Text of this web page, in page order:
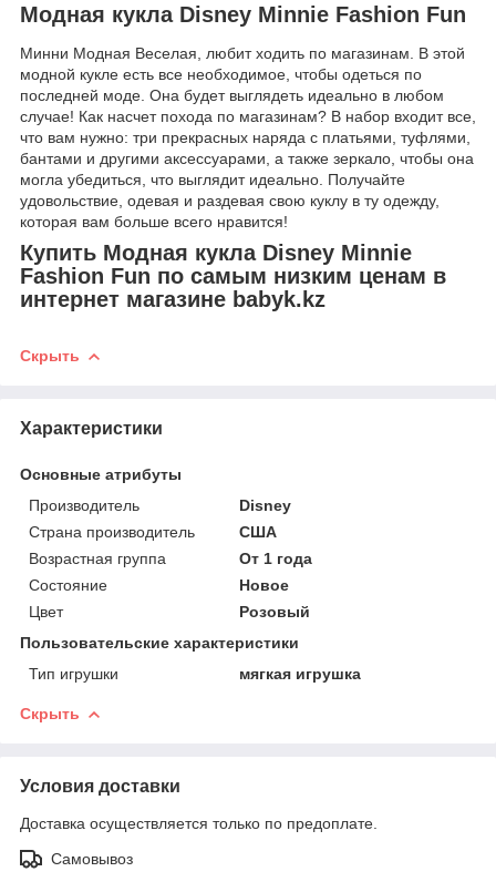
Модная кукла Disney Minnie Fashion Fun
Минни Модная Веселая, любит ходить по магазинам. В этой
модной кукле есть все необходимое, чтобы одеться по
последней моде. Она будет выглядеть идеально в любом
случае! Как насчет похода по магазинам? В набор входит все,
что вам нужно: три прекрасных наряда с платьями, туфлями,
бантами и другими аксессуарами, а также зеркало, чтобы она
могла убедиться, что выглядит идеально. Получайте
удовольствие, одевая и раздевая свою куклу в ту одежду,
которая вам больше всего нравится!
Купить Модная кукла Disney Minnie
Fashion Fun по самым низким ценам в
интернет магазине babyk.kz
Скрыть
Характеристики
Основные атрибуты
Производитель
Disney
Страна производитель
США
Возрастная группа
От 1 года
Состояние
Новое
Цвет
Розовый
Пользовательские характеристики
Тип игрушки
мягкая игрушка
Скрыть
Условия доставки
Доставка осуществляется только по предоплате.
Самовывоз